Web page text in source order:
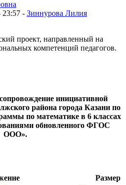
23:57 - Зиннурова Лилия
проект, направленный на
компетенций педагогов.
инициативной
района города Казани по
по математике в 6 классах
обновленного ФГОС
ООО».
Размер